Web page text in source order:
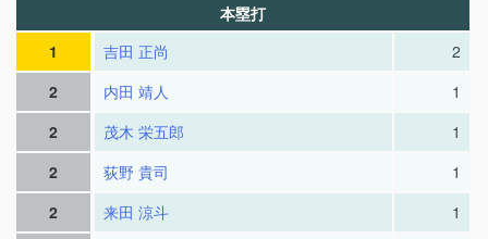
本塁打
1
吉田 正尚
2
2
内田 靖人
1
2
茂木 栄五郎
1
2
荻野 貴司
1
2
来田 涼斗
1